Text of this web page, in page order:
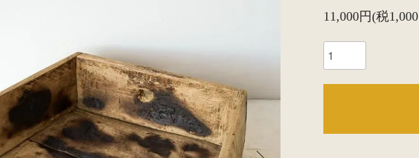
11,000円(税